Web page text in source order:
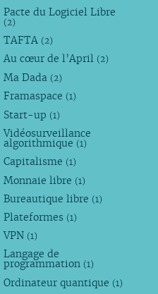
Pacte du Logiciel Libre
(2)
TAFTA (2)
Au cœur de l’April (2)
Ma Dada (2)
Framaspace (1)
Start-up (1)
Vidéosurveillance
algorithmique (1)
Capitalisme (1)
Monnaie libre (1)
Bureautique libre (1)
Plateformes (1)
VPN (1)
Langage de
programmation (1)
Ordinateur quantique (1)